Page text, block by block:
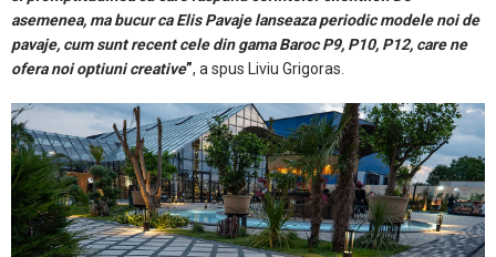
asemenea, ma bucur ca Elis Pavaje lanseaza periodic modele noi de
pavaje, cum sunt recent cele din gama Baroc P9, P10, P12, care ne
ofera noi optiuni creative”, a spus Liviu Grigoras.